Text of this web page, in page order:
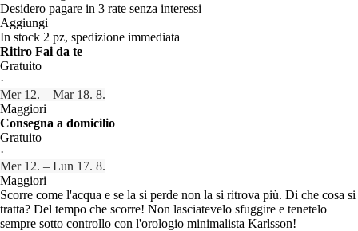
Desidero pagare in 3 rate senza interessi
Aggiungi
In stock 2 pz, spedizione immediata
Ritiro Fai da te
Gratuito
·
Mer 12. – Mar 18. 8.
Maggiori
Consegna a domicilio
Gratuito
·
Mer 12. – Lun 17. 8.
Maggiori
Scorre come l'acqua e se la si perde non la si ritrova più. Di che cosa si
tratta? Del tempo che scorre! Non lasciatevelo sfuggire e tenetelo
sempre sotto controllo con l'orologio minimalista Karlsson!